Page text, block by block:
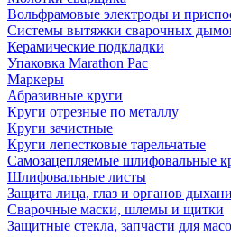
Вольфрамовые электроды и
Системы вытяжки сварочных
Керамические подкладки
Упаковка Marathon Pac
Маркеры
Абразивные круги
Круги отрезные по металлу
Круги зачистные
Круги лепестковые тарельчатые
Самозацепляемые шлифовальные
Шлифовальные листы
Защита лица, глаз и органов
Сварочные маски, шлемы и щитки
Защитные стекла, запчасти для